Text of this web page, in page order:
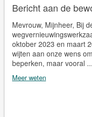
Bericht aan de
Mevrouw, Mijnheer, Bij
oktober 2023 en maart
wijten aan onze wens
beperken, maar vooral ...
Meer weten